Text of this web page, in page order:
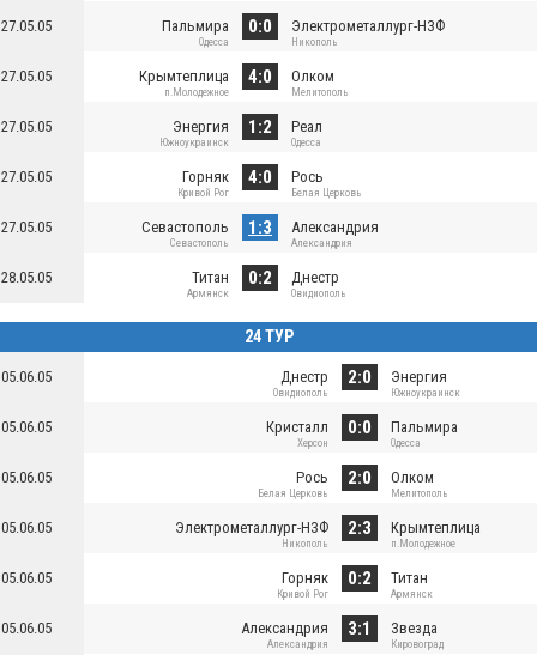
27.05.05 Пальмира
Одесса
0:0 Электрометаллург-НЗФ
Никополь
27.05.05 Крымтеплица
п.Молодежное
4:0 Олком
Мелитополь
27.05.05 Энергия
Южноукраинск
1:2 Реал
Одесса
27.05.05 Горняк
Кривой Рог
4:0 Рось
Белая Церковь
27.05.05 Севастополь
Севастополь
1:3 Александрия
Александрия
28.05.05 Титан
Армянск
0:2 Днестр
Овидиополь
24 ТУР
05.06.05 Днестр
Овидиополь
2:0 Энергия
Южноукраинск
05.06.05 Кристалл
Херсон
0:0 Пальмира
Одесса
05.06.05 Рось
Белая Церковь
2:0 Олком
Мелитополь
05.06.05 Электрометаллург-НЗФ
Никополь
2:3 Крымтеплица
п.Молодежное
05.06.05 Горняк
Кривой Рог
0:2 Титан
Армянск
05.06.05 Александрия
Александрия
3:1 Звезда
Кировоград